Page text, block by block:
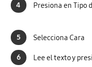
4 Presiona en Tipo
5 Selecciona Cara
6 Lee el texto y